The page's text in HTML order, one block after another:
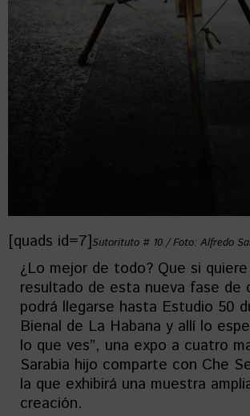
[quads id=7]Sutorituto # 10./ Foto: Alfredo
¿Lo mejor de todo? Que si
resultado de esta nueva fase de
podrá llegarse hasta Estudio 50
Bienal de La Habana y allí lo
lo que ves”, una expo a cuatro
Sarabia hijo comparte con Che
la que exhibirá una muestra
creación.